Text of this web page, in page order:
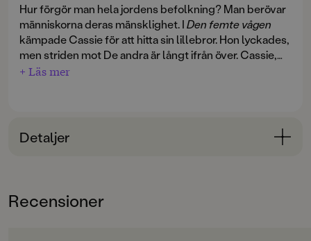
Hur förgör man hela jordens befolkning? Man berövar
människorna deras mänsklighet. IDen femte vågen
kämpade Cassie för att hitta sin lillebror. Hon lyckades,
men striden mot De andra är långt ifrån över. Cassie,
Ben, Ringer och deras vänner måste fortsätta kämpa
+ Läs mer
Detaljer
unga vuxna
Recensioner